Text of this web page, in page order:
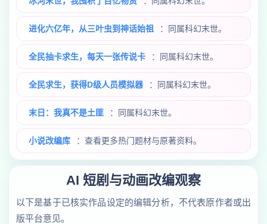
进化六亿年，从三叶虫到神话始祖 ：同属科幻末世。
全民抽卡求生，每天一张传说卡 ：同属科幻末世。
全民求生，获得D级人员模拟器 ：同属科幻末世。
末日：我真不是土匪 ：同属科幻末世。
小说改编库 ：查看更多热门题材与原著资料。
AI 短剧与动画改编观察
以下是基于已核实作品设定的编辑分析，不代表原作者或出
版平台意见。